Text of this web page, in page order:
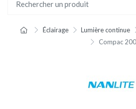
Éclairage Lumière continue
Compac 200